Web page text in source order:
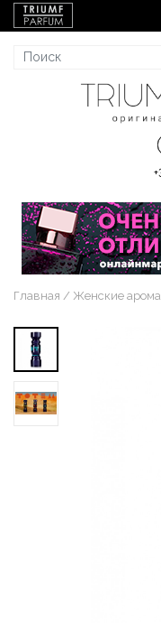
Главная Женские